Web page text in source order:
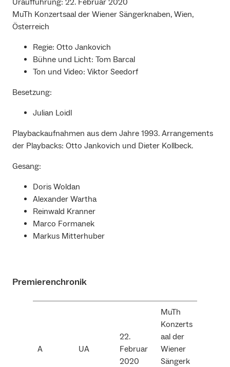
MuTh Konzertsaal der Wiener Sängerknaben, Wien,
Österreich
Regie: Otto Jankovich
Bühne und Licht: Tom Barcal
Ton und Video: Viktor Seedorf
Besetzung:
Julian Loidl
Playbackaufnahmen aus dem Jahre 1993. Arrangements
der Playbacks: Otto Jankovich und Dieter Kollbeck.
Gesang:
Doris Woldan
Alexander Wartha
Reinwald Kranner
Marco Formanek
Markus Mitterhuber
Premierenchronik
A UA
22.
Februar
2020
MuTh
Konzerts
aal der
Wiener
Sängerk